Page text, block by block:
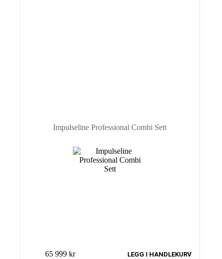
Impulseline Professional Combi Sett
65 999 kr LEGG I HANDLEKURV